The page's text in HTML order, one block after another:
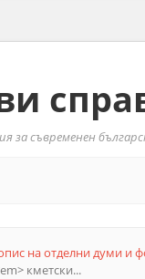
за съвременен
на отделни думи и
кметски...